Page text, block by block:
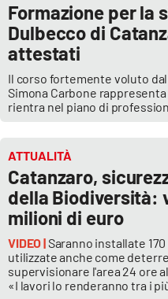
Formazione per la
Dulbecco di
attestati
Il corso fortemente voluto
Simona Carbone
rientra nel piano di
ATTUALITÀ
Catanzaro,
della Biodiversità:
milioni di euro
VIDEO |Saranno installate
utilizzate anche come
supervisionare l'area 24 ore
«I lavori lo renderanno tra i